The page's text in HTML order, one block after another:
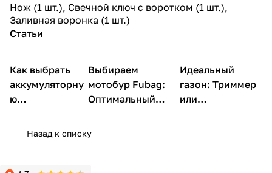
Нож (1 шт.), Свечной ключ с воротком (1 шт.),
Заливная воронка (1 шт.)
Статьи
Садовая
техника
Как выбрать
аккумуляторну
ю
Fubag
Садовая техника
Выбираем
мотобур Fubag:
Оптимальный
Садовая техника
Идеальный
газон: Триммер
или
Назад к списку